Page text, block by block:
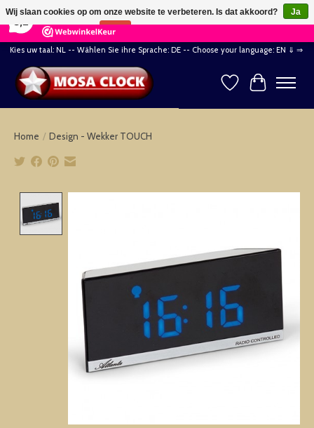
164 Reviews ×
Kies uw taal: NL -- Wählen Sie ihre Sprache: DE -- Choose your language: EN ⇓ ⇒
Verlanglijst
Home / Design - Wekker TOUCH
Wij slaan cookies op om onze website te verbeteren. Is dat akkoord?
Ja
Nee